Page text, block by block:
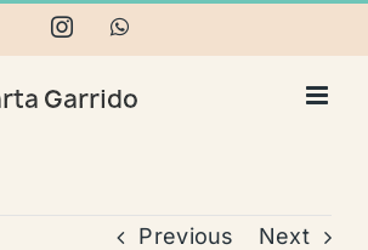
InstagramWhatsApp
Previous Next